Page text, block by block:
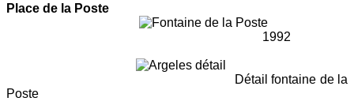
Place de la Poste
1992
Détail fontaine de la
Poste